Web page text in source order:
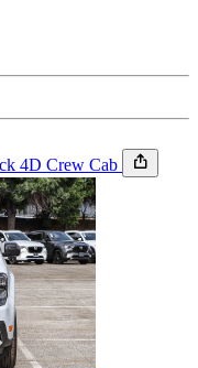
4D Crew Cab